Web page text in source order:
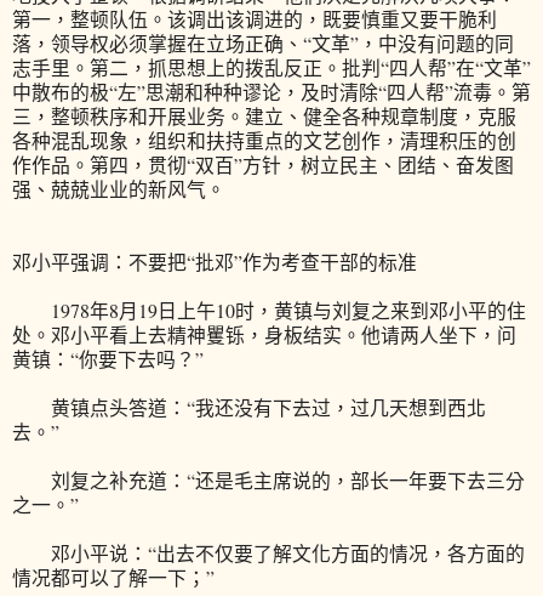
第一，整顿队伍。该调出该调进的，既要慎重又要干脆利
落，领导权必须掌握在立场正确、“文革”，中没有问题的同
志手里。第二，抓思想上的拨乱反正。批判“四人帮”在“文革”
中散布的极“左”思潮和种种谬论，及时清除“四人帮”流毒。第
三，整顿秩序和开展业务。建立、健全各种规章制度，克服
各种混乱现象，组织和扶持重点的文艺创作，清理积压的创
作作品。第四，贯彻“双百”方针，树立民主、团结、奋发图
强、兢兢业业的新风气。
邓小平强调：不要把“批邓”作为考查干部的标准
1978年8月19日上午10时，黄镇与刘复之来到邓小平的住
处。邓小平看上去精神矍铄，身板结实。他请两人坐下，问
黄镇：“你要下去吗？”
黄镇点头答道：“我还没有下去过，过几天想到西北
去。”
刘复之补充道：“还是毛主席说的，部长一年要下去三分
之一。”
邓小平说：“出去不仅要了解文化方面的情况，各方面的
情况都可以了解一下；”